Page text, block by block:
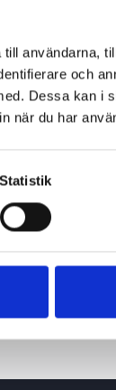
användarna,
och
Dessa kan i
när du har
Statistik